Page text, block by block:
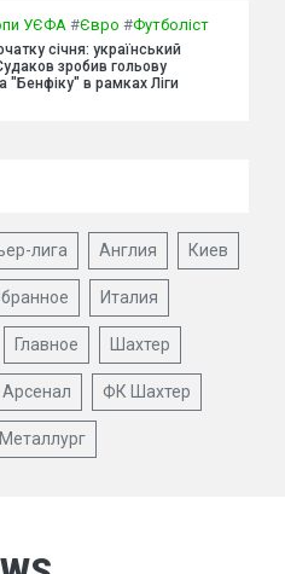
УЄФА #Євро #Футболіст
січня: український
зробив гольову
"Бенфіку" в рамках Ліги
лига Англия Киев
Италия
Главное Шахтер
Арсенал ФК Шахтер
Металлург